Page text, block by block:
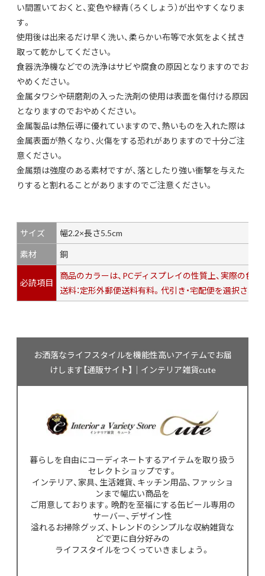
い間置いておくと、変色や緑青（ろくしょう）が出やすくなりま
す。
使用後は出来るだけ早く洗い、柔らかい布等で水気をよく拭き
取って乾かしてください。
食器洗浄機などでの洗浄はサビや腐食の原因となりますのでお
やめください。
金属タワシや研磨剤の入った洗剤の使用は表面を傷付ける原因
となりますのでおやめください。
金属製品は熱伝導に優れていますので、熱いものを入れた際は
金属表面が熱くなり、火傷をする恐れがありますので十分ご注
意ください。
金属類は強度のある素材ですが、落としたり強い衝撃を与えた
りすると割れることがありますのでご注意ください。
サイズ
幅2.2×長さ5.5cm
素材
銅
必読項目
商品のカラーは、PCディスプレイの性質上、実際の色
送料：定形外郵便送料有料。代引き・宅配便を選択され
お洒落なライフスタイルを機能性高いアイテムでお届
けします【通販サイト】｜インテリア雑貨cute
暮らしを自由にコーディネートするアイテムを取り扱う
セレクトショップです。
インテリア、家具、生活雑貨、キッチン用品、ファッショ
ンまで幅広い商品を
ご用意しております。晩酌を至福にする缶ビール専用の
サーバー、デザイン性
溢れるお掃除グッズ、トレンドのシンプルな収納雑貨な
どで更に自分好みの
ライフスタイルをつくっていきましょう。